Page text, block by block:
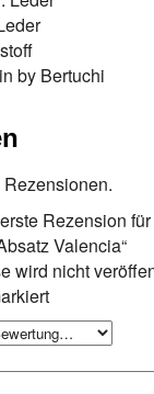
by Bertuchi
Rezension für
Valencia“
wird nicht